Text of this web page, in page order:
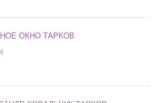
ОКНО ТАРКОВ